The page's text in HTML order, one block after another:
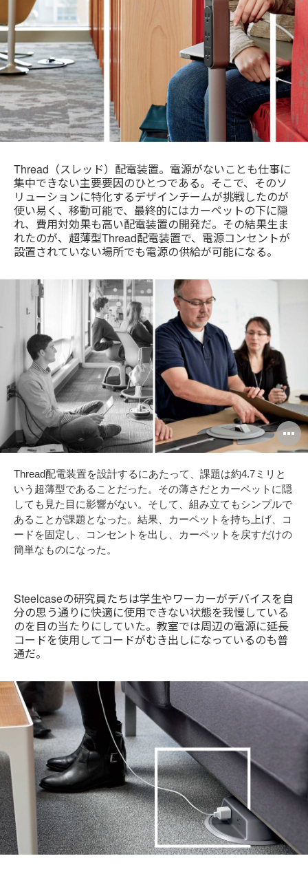
Thread（スレッド）配電装置。電源がないことも仕事に
集中できない主要要因のひとつである。そこで、そのソ
リューションに特化するデザインチームが挑戦したのが
使い易く、移動可能で、最終的にはカーペットの下に隠
れ、費用対効果も高い配電装置の開発だ。その結果生ま
れたのが、超薄型Thread配電装置で、電源コンセントが
設置されていない場所でも電源の供給が可能になる。
Thread配電装置を設計するにあたって、課題は約4.7ミリと
いう超薄型であることだった。その薄さだとカーペットに隠
しても見た目に影響がない。そして、組み立てもシンプルで
あることが課題となった。結果、カーペットを持ち上げ、コ
ードを固定し、コンセントを出し、カーペットを戻すだけの
簡単なものになった。
Steelcaseの研究員たちは学生やワーカーがデバイスを自
分の思う通りに快適に使用できない状態を我慢している
のを目の当たりにしていた。教室では周辺の電源に延長
コードを使用してコードがむき出しになっているのも普
通だ。